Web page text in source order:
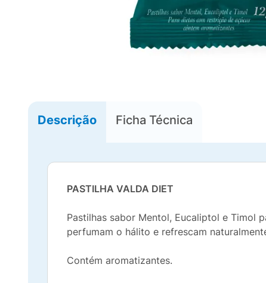
Descrição Ficha Técnica
PASTILHA VALDA DIET
Pastilhas sabor Mentol, Eucaliptol e Timol
perfumam o hálito e refrescam
Contém aromatizantes.